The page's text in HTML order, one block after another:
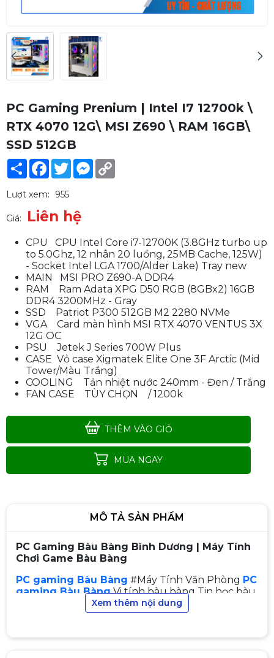
PC Gaming Prenium | Intel I7 12700k \
RTX 4070 12G\ MSI Z690 \ RAM 16GB\
SSD 512GB
Share Facebook
TwitterMessenger
Lượt xem:
955
Giá: Liên hệ
CPU CPU Intel Core i7-12700K (3.8GHz turbo up
to 5.0Ghz, 12 nhân 20 luồng, 25MB Cache, 125W)
- Socket Intel LGA 1700/Alder Lake) Tray new
MAIN MSI PRO Z690-A DDR4
RAM Ram Adata XPG D50 RGB (8GBx2) 16GB
DDR4 3200MHz - Gray
SSD Patriot P300 512GB M2 2280 NVMe
VGA Card màn hình MSI RTX 4070 VENTUS 3X
12G OC
PSU Jetek J Series 700W Plus
CASE Vỏ case Xigmatek Elite One 3F Arctic (Mid
Tower/Màu Trắng)
COOLING Tản nhiệt nước 240mm - Đen / Trắng
FAN CASE TÙY CHỌN / 1200k
THÊM VÀO GIỎ
MUA NGAY
MÔ TẢ SẢN PHẨM
PC Gaming Bàu Bàng Bình Dương | Máy Tính
Chơi Game Bàu Bàng
PC gaming Bàu Bàng #Máy Tính Văn Phòng PC
gaming Bàu BàngVi tính bàu bàng Tin học bàu
Xem thêm nội dung